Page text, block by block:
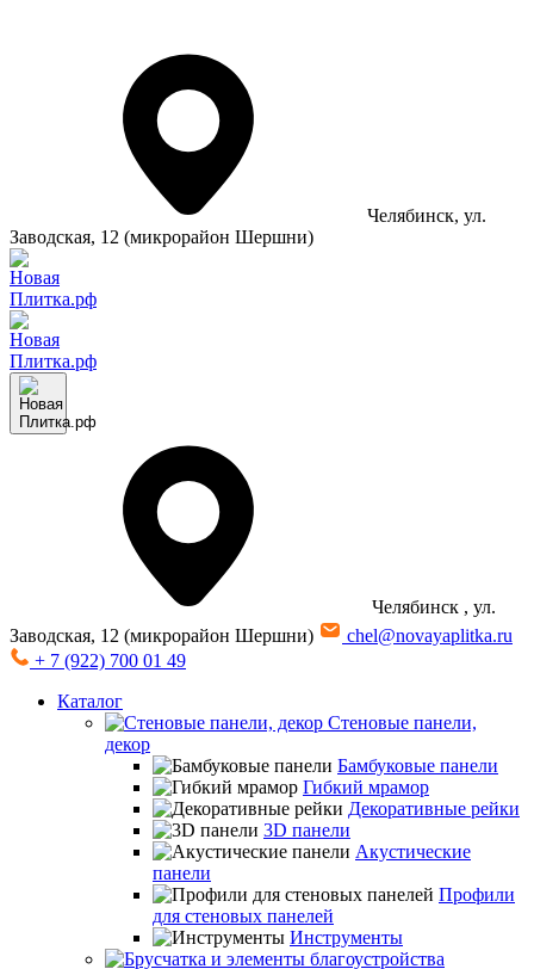
Челябинск, ул.
Заводская, 12 (микрорайон Шершни)
Челябинск , ул.
Заводская, 12 (микрорайон Шершни)
chel@novayaplitka.ru
+ 7 (922) 700 01 49
Каталог
Стеновые панели,
декор
Бамбуковые панели
Гибкий мрамор
Декоративные рейки
3D панели
Акустические
панели
Профили
для стеновых панелей
Инструменты